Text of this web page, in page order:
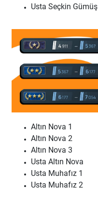
Usta Seçkin Gümüş
Altın Nova 1
Altın Nova 2
Altın Nova 3
Usta Altın Nova
Usta Muhafız 1
Usta Muhafız 2